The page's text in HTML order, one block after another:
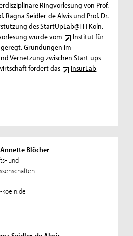
Ringvorlesung von Prof.
Ragna Seidler-de Alwis und Prof. Dr.
des StartUpLab@TH Köln.
wurde vom
Institut für
Gründungen im
Vernetzung zwischen Start-ups
fördert das
InsurLab
Annette Blöcher
und
koeln.de